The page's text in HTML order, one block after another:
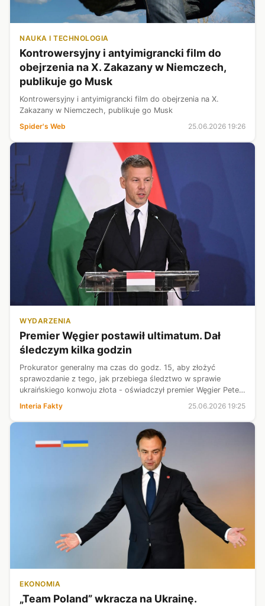
NAUKA I TECHNOLOGIA
Kontrowersyjny i antyimigrancki film do
obejrzenia na X. Zakazany w Niemczech,
publikuje go Musk
Kontrowersyjny i antyimigrancki film do obejrzenia na X.
Zakazany w Niemczech, publikuje go Musk
Spider's Web
25.06.2026 19:26
WYDARZENIA
Premier Węgier postawił ultimatum. Dał
śledczym kilka godzin
Prokurator generalny ma czas do godz. 15, aby złożyć
sprawozdanie z tego, jak przebiega śledztwo w sprawie
ukraińskiego konwoju złota - oświadczył premier Węgier Peter
Magyar. Polityk zagroził, że w razie niedopełnienia tego
terminu podzieli się kilk...
Interia Fakty 25.06.2026 19:25
EKONOMIA
„Team Poland” wkracza na Ukrainę.